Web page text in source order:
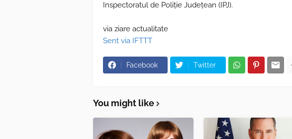
Inspectoratul de Poliţie Judeţean (IPJ).
via ziare actualitate
Sent via IFTTT
Facebook Twitter
You might like